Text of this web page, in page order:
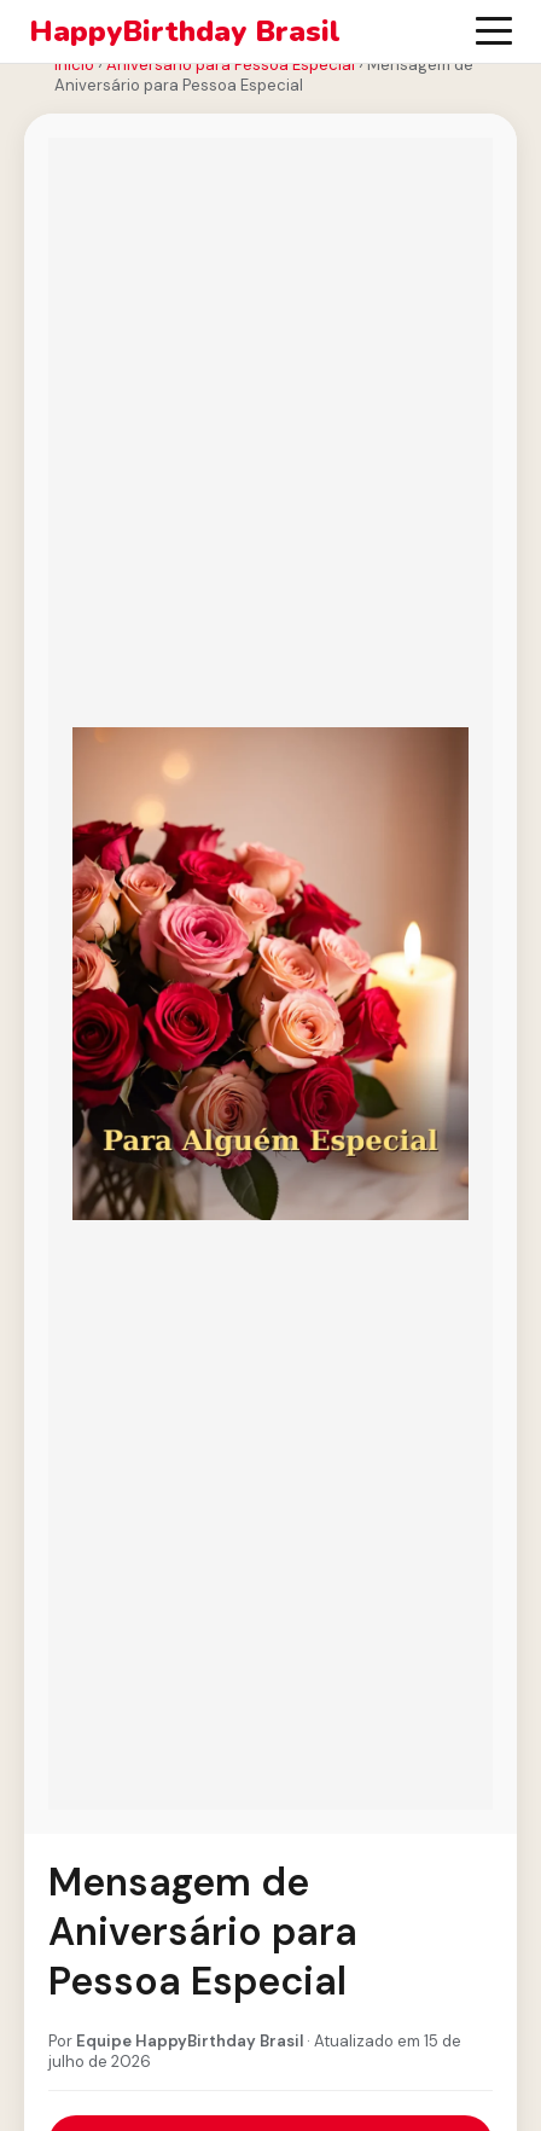
HappyBirthday Brasil
Início›Aniversário para Pessoa Especial›Mensagem de
Aniversário para Pessoa Especial
Mensagem de
Aniversário para
Pessoa Especial
Por Equipe HappyBirthday Brasil · Atualizado em 15 de
julho de 2026